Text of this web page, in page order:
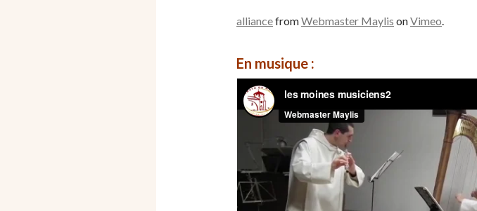
alliancefromWebmaster Maylis onVimeo.
En musique :